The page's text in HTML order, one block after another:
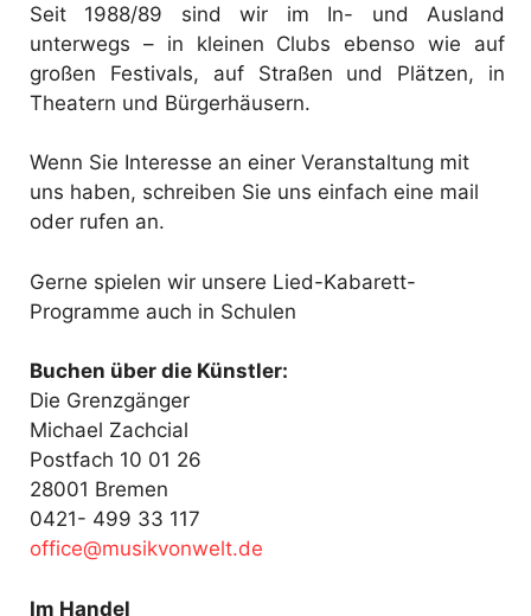
Seit 1988/89 sind wir im In- und Ausland
unterwegs – in kleinen Clubs ebenso wie auf
großen Festivals, auf Straßen und Plätzen, in
Theatern und Bürgerhäusern.
Wenn Sie Interesse an einer Veranstaltung mit
uns haben, schreiben Sie uns einfach eine mail
oder rufen an.
Gerne spielen wir unsere Lied-Kabarett-
Programme auch in Schulen
Buchen über die Künstler:
Die Grenzgänger
Michael Zachcial
Postfach 10 01 26
28001 Bremen
0421- 499 33 117
ed.tl
ewnov
kisum
@ecif
fo
Im Handel